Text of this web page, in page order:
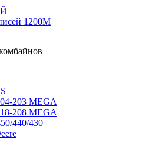
1200М
203 MEGA
208 MEGA
440/430